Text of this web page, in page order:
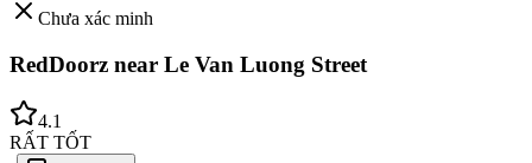
Chưa xác minh
RedDoorz near Le Van Luong Street
4.1
RẤT TỐT